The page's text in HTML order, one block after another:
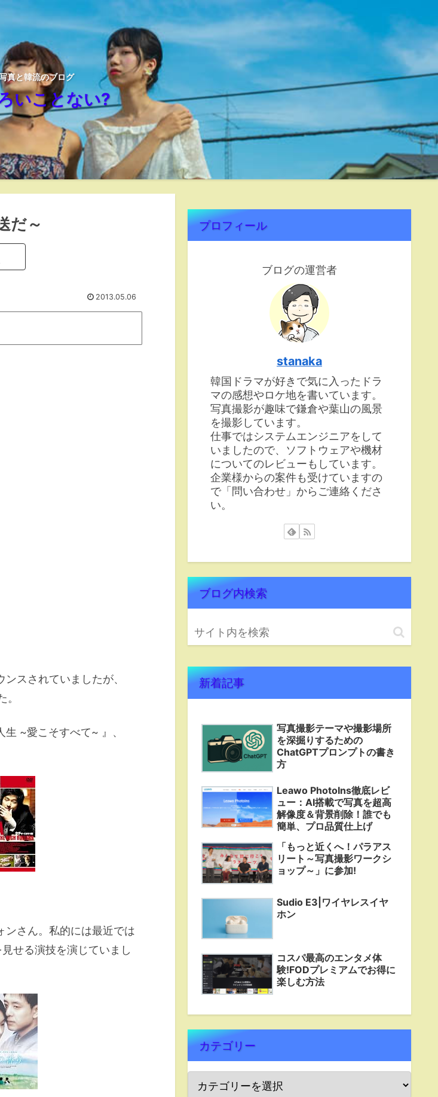
真と韓流のブログ
いことない?
だ～
2013.05.06
スされていましたが、
~愛こそすべて~ 』、
ンさん。私的には最近では
せる演技を演じていまし
プロフィール
ブログの運営者
stanaka
韓国ドラマが好きで気に入ったドラ
マの感想やロケ地を書いています。
写真撮影が趣味で鎌倉や葉山の風景
を撮影しています。
仕事ではシステムエンジニアをして
いましたので、ソフトウェアや機材
についてのレビューもしています。
企業様からの案件も受けていますの
で「問い合わせ」からご連絡くださ
い。
ブログ内検索
新着記事
写真撮影テーマや撮影場所
を深掘りするための
ChatGPTプロンプトの書き
方
Leawo PhotoIns徹底レビ
ュー：AI搭載で写真を超高
解像度＆背景削除！誰でも
簡単、プロ品質仕上げ
「もっと近くへ！パラアス
リート～写真撮影ワークシ
ョップ～」に参加!
Sudio E3|ワイヤレスイヤ
ホン
コスパ最高のエンタメ体
験!FODプレミアムでお得に
楽しむ方法
カテゴリー